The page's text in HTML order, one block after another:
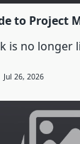
to Project
is no longer
Jul 26, 2026